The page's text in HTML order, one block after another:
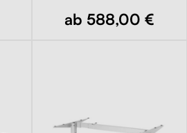
ab 588,00 €